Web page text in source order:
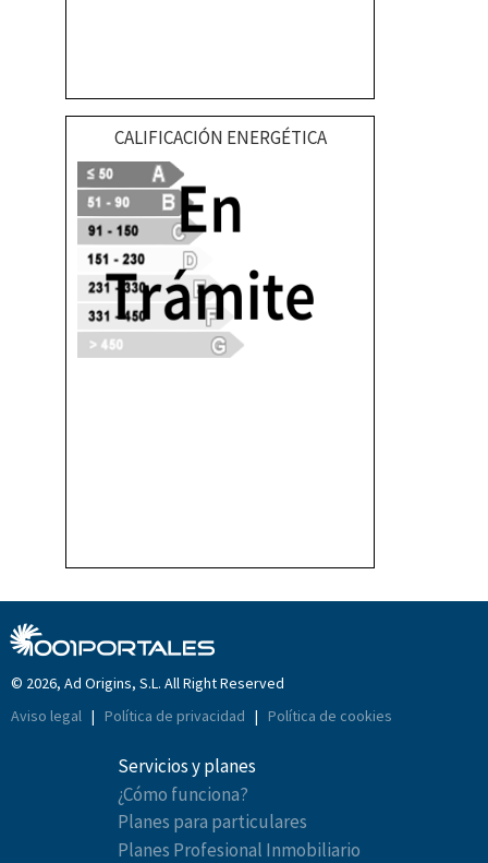
CALIFICACIÓN ENERGÉTICA
© 2026, Ad Origins, S.L. All Right Reserved
Aviso legal | Política de privacidad | Política de cookies
Servicios y planes
¿Cómo funciona?
Planes para particulares
Planes Profesional Inmobiliario